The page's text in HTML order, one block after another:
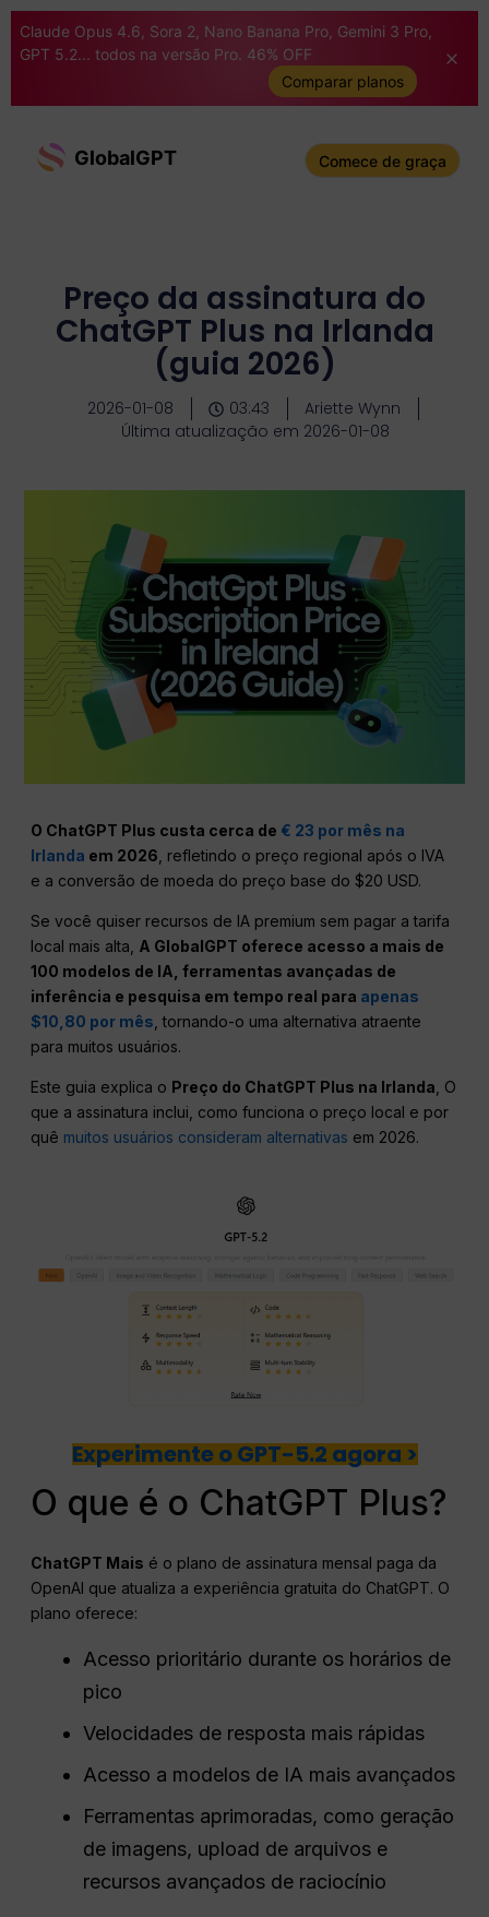
Claude Opus 4.6, Sora 2, Nano Banana Pro, Gemini 3 Pro,
GPT 5.2... todos na versão Pro. 46% OFF
Comparar planos
GlobalGPT Comece de graça
Preço da assinatura do
ChatGPT Plus na Irlanda
(guia 2026)
2026-01-08 03:43
Ariette Wynn
Última atualização em 2026-01-08
O ChatGPT Plus custa cerca de € 23 por mês na
Irlanda em 2026 , refletindo o preço regional após o IVA
e a conversão de moeda do preço base do $20 USD.
Se você quiser recursos de IA premium sem pagar a tarifa
local mais alta, A GlobalGPT oferece acesso a mais de
100 modelos de IA, ferramentas avançadas de
inferência e pesquisa em tempo real para apenas
$10,80 por mês , tornando-o uma alternativa atraente
para muitos usuários.
Este guia explica o Preço do ChatGPT Plus na Irlanda, O
que a assinatura inclui, como funciona o preço local e por
quê muitos usuários consideram alternativas em 2026.
Experimente o GPT-5.2 agora >
O que é o ChatGPT Plus?
ChatGPT Mais é o plano de assinatura mensal paga da
OpenAI que atualiza a experiência gratuita do ChatGPT. O
plano oferece:
Acesso prioritário durante os horários de
pico
Velocidades de resposta mais rápidas
Acesso a modelos de IA mais avançados
Ferramentas aprimoradas, como geração
de imagens, upload de arquivos e
recursos avançados de raciocínio